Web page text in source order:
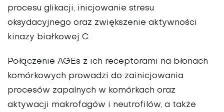
procesu glikacji, inicjowanie stresu
oksydacyjnego oraz zwiększenie aktywności
kinazy białkowej C.
Połączenie AGEs z ich receptorami na błonach
komórko­wych prowadzi do zainicjowania
procesów zapalnych w komórkach oraz
aktywacji makrofagów i neu­trofilów, a także